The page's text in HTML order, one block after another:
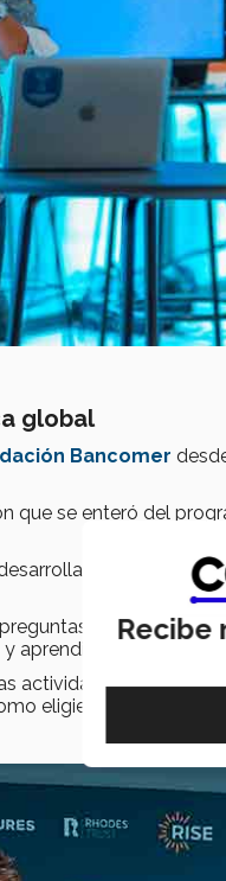
global
Bancomer
que se enteró del
un
proyecto
sobre sí
aprendizaje.
actividades en
eligieron a
100
Recibe